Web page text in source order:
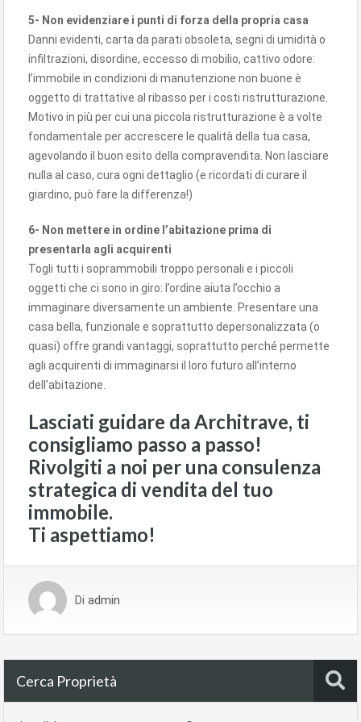
5- Non evidenziare i punti di forza della propria casa
Danni evidenti, carta da parati obsoleta, segni di umidità o
infiltrazioni, disordine, eccesso di mobilio, cattivo odore:
l’immobile in condizioni di manutenzione non buone è
oggetto di trattative al ribasso per i costi ristrutturazione.
Motivo in più per cui una piccola ristrutturazione è a volte
fondamentale per accrescere le qualità della tua casa,
agevolando il buon esito della compravendita. Non lasciare
nulla al caso, cura ogni dettaglio (e ricordati di curare il
giardino, può fare la differenza!)
6- Non mettere in ordine l’abitazione prima di
presentarla agli acquirenti
Togli tutti i soprammobili troppo personali e i piccoli
oggetti che ci sono in giro: l’ordine aiuta l’occhio a
immaginare diversamente un ambiente. Presentare una
casa bella, funzionale e soprattutto depersonalizzata (o
quasi) offre grandi vantaggi, soprattutto perché permette
agli acquirenti di immaginarsi il loro futuro all’interno
dell’abitazione.
Lasciati guidare da Architrave, ti
consigliamo passo a passo!
Rivolgiti a noi per una consulenza
strategica di vendita del tuo
immobile.
Ti aspettiamo!
Di admin
Cerca Proprietà